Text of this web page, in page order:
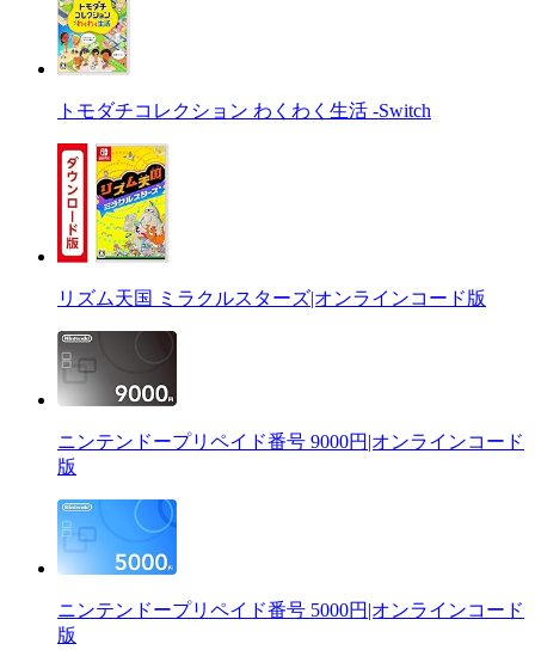
トモダチコレクション わくわく生活 -Switch
リズム天国 ミラクルスターズ|オンラインコード版
ニンテンドープリペイド番号 9000円|オンラインコード
版
ニンテンドープリペイド番号 5000円|オンラインコード
版